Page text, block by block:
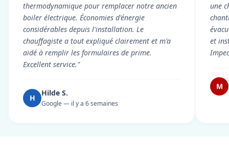
thermodynamique pour remplacer notre ancien
boiler électrique. Économies d'énergie
considérables depuis l'installation. Le
chauffagiste a tout expliqué clairement et m'a
aidé à remplir les formulaires de prime.
Excellent service."
H
Hilde S.
Google — il y a 6 semaines
une
et
M